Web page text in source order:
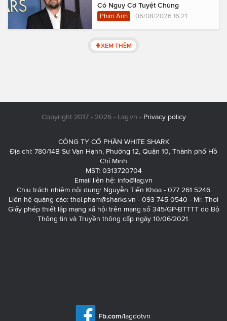
Có Nguy Cơ Tuyệt Chủng
Phim Ảnh 06/08/2026 16:21
XEM THÊM
Copyright 2017 - 2026 - Lag.vn - Privacy policy
CÔNG TY CỔ PHẦN WHITE SHARK
Địa chỉ: 780/14B Sư Vạn Hạnh, Phường 12, Quận 10, Thành phố Hồ
Chí Minh
MST: 0313720704
Email liên hệ: info@lag.vn
Chịu trách nhiệm nội dung: Nguyễn Tiến Khoa - 077 261 5246
Liên hệ quảng cáo: thoi.pham@sharks.vn - 093 745 0540 - Mr. Thơi
Giấy phép thiết lập mạng xã hội trên mạng số 345/GP-BTTTT do Bộ
Thông tin và Truyền thông cấp ngày 10/06/2021.
Fb.com/lagdotvn